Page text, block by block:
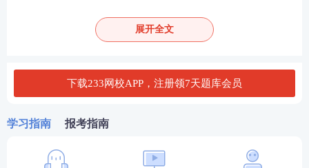
考生夯实基础。
出题的高频考点，把时间用在刀刃上。
教学设计专题班
—将重难点
以专题形式进行针
展开全文
下载233网校APP，注册领7天题库会员
学习指南 报考指南